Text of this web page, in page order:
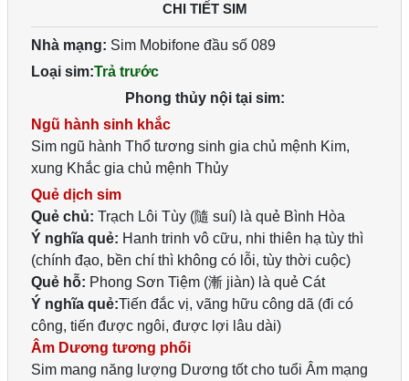
CHI TIẾT SIM
Nhà mạng: Sim Mobifone đầu số 089
Loại sim:Trả trước
Phong thủy nội tại sim:
Ngũ hành sinh khắc
Sim ngũ hành Thổ tương sinh gia chủ mệnh Kim,
xung Khắc gia chủ mệnh Thủy
Quẻ dịch sim
Quẻ chủ: Trạch Lôi Tùy (隨 suí) là quẻ Bình Hòa
Ý nghĩa quẻ: Hanh trinh vô cữu, nhi thiên hạ tùy thì
(chính đạo, bền chí thì không có lỗi, tùy thời cuộc)
Quẻ hỗ: Phong Sơn Tiệm (漸 jiàn) là quẻ Cát
Ý nghĩa quẻ:Tiến đắc vị, vãng hữu công dã (đi có
công, tiến được ngôi, được lợi lâu dài)
Âm Dương tương phối
Sim mang năng lượng Dương tốt cho tuổi Âm mạng